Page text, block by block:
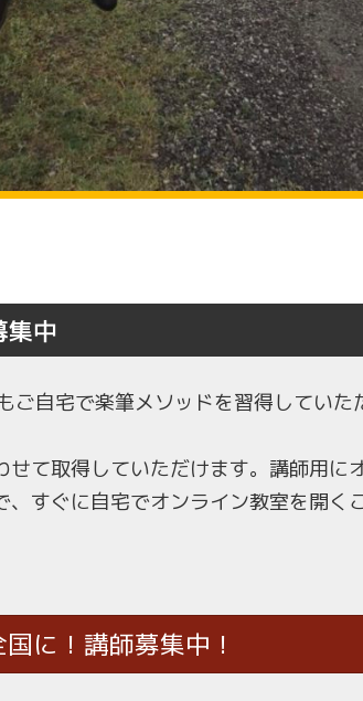
集中
ご自宅で楽筆メソッドを習得していた
て取得していただけます。講師用に
すぐに自宅でオンライン教室を開く
に！講師募集中！